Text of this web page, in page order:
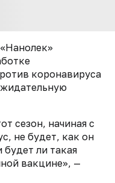
коронавируса
сезон, начиная с
не будет, как он
будет ли такая
вакцине», —